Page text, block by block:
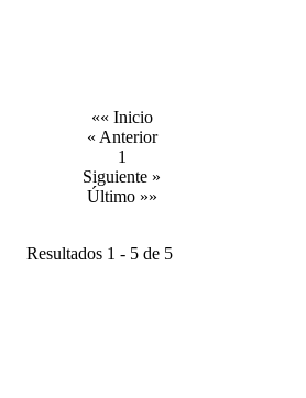
«« Inicio
« Anterior
1
Siguiente »
Último »»
Resultados 1 - 5 de 5